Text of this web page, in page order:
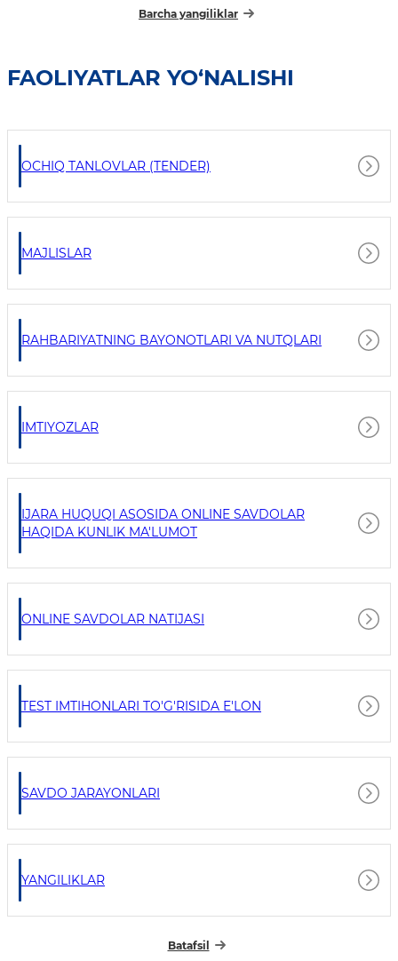
Barcha yangiliklar
FAOLIYATLAR YO‘NALISHI
OCHIQ TANLOVLAR (TENDER)
MAJLISLAR
RAHBARIYATNING BAYONOTLARI VA NUTQLARI
IMTIYOZLAR
IJARA HUQUQI ASOSIDA ONLINE SAVDOLAR
HAQIDA KUNLIK MA'LUMOT
ONLINE SAVDOLAR NATIJASI
TEST IMTIHONLARI TO'G'RISIDA E'LON
SAVDO JARAYONLARI
YANGILIKLAR
Batafsil